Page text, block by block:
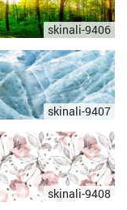
skinali-9406
skinali-9407
skinali-9408